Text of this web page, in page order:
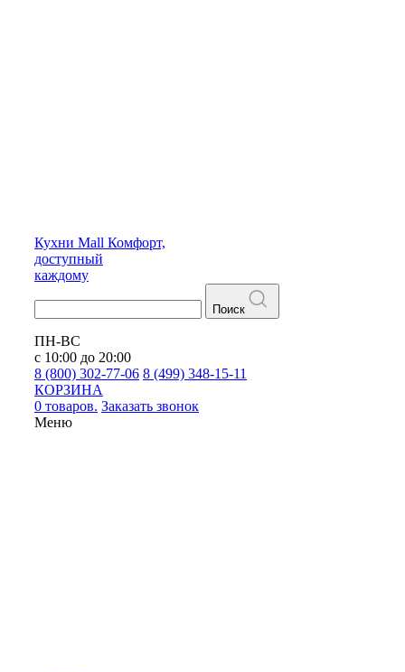
Кухни Mall Комфорт,
доступный
каждому
Поиск
ПН-ВС
с 10:00 до 20:00
8 (800) 302-77-06 8 (499) 348-15-11
КОРЗИНА
0 товаров. Заказать звонок
Меню